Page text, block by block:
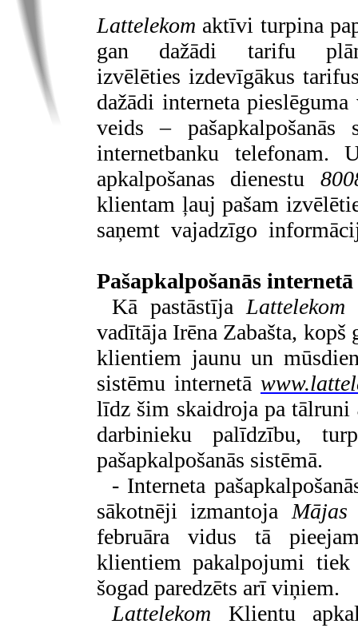
Lattelekom aktīvi turpina
gan dažādi tarifu
izvēlēties izdevīgākus
dažādi interneta
veids – pašapkalpošanās
internetbanku telefonam.
apkalpošanas dienestu
klientam ļauj pašam
saņemt vajadzīgo
Pašapkalpošanās internetā
Kā pastāstīja Lattelekom
vadītāja Irēna Zabašta,
klientiem jaunu un
sistēmu internetā
līdz šim skaidroja pa tālruni
darbinieku palīdzību,
pašapkalpošanās sistēmā.
- Interneta
sākotnēji izmantoja
februāra vidus tā
klientiem pakalpojumi tiek
šogad paredzēts arī viņiem.
Lattelekom Klientu